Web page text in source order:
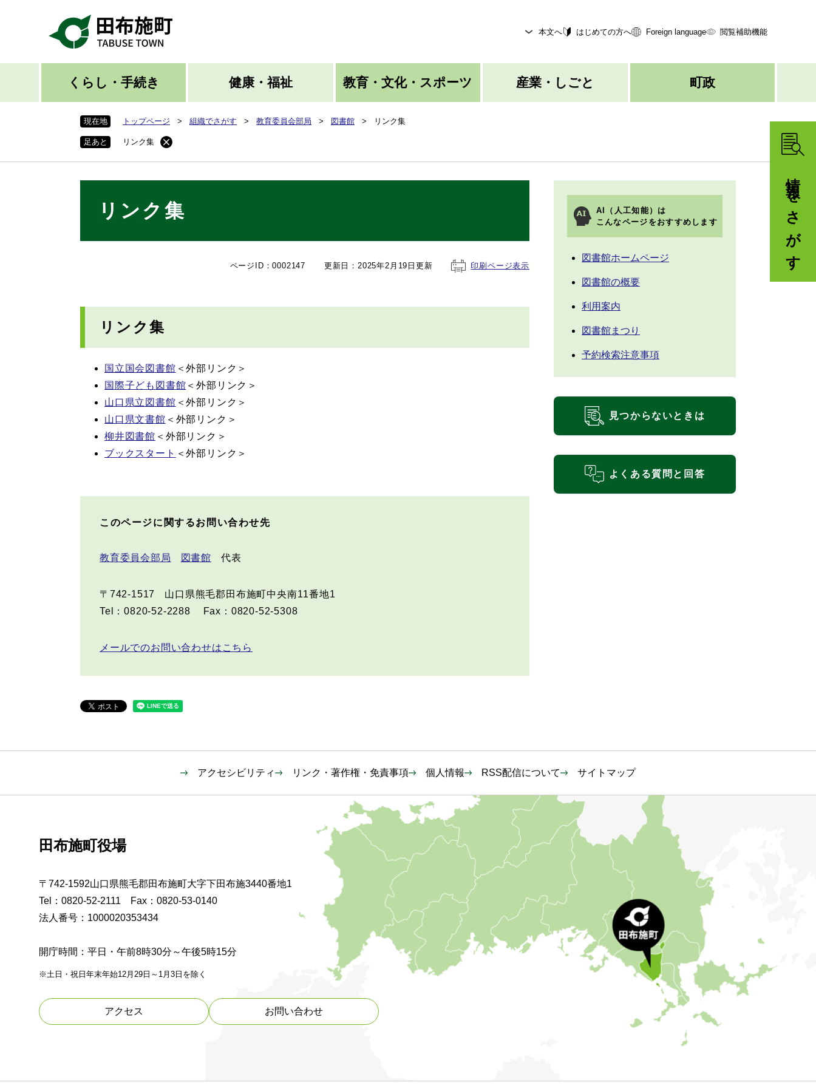
先
情報をさがす
本文へ はじめての方へ Foreign language 閲覧補助機能
くらし・手続き 健康・福祉 教育・文化・スポーツ 産業・しごと 町政
現在地 トップページ > 組織でさがす > 教育委員会部局 > 図書館 > リンク集
足あと リンク集
リンク集
ページID：0002147 更新日：2025年2月19日更新 印刷ページ表示
リンク集
国立国会図書館 ＜外部リンク＞
国際子ども図書館 ＜外部リンク＞
山口県立図書館 ＜外部リンク＞
山口県文書館 ＜外部リンク＞
柳井図書館 ＜外部リンク＞
ブックスタート ＜外部リンク＞
このページに関するお問い合わせ先
教育委員会部局 図書館 代表
〒742-1517
山口県熊毛郡田布施町中央南11番地1
Tel：0820-52-2288
Fax：0820-52-5308
メールでのお問い合わせはこちら
AI（人工知能）は
こんなページをおすすめします
図書館ホームページ
図書館の概要
利用案内
図書館まつり
予約検索注意事項
見つからないときは
よくある質問と回答
アクセシビリティ リンク・著作権・免責事項 個人情報 RSS配信について サイトマップ
田布施町役場
〒742-1592山口県熊毛郡田布施町大字下田布施3440番地1
Tel：0820-52-2111 Fax：0820-53-0140
法人番号：1000020353434
開庁時間：平日・午前8時30分～午後5時15分
※土日・祝日年末年始12月29日～1月3日を除く
アクセス お問い合わせ